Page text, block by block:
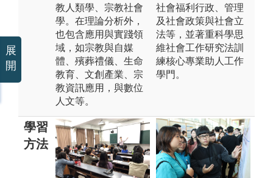
教人類學、宗教社會
學。在理論分析外，
也包含應用與實踐領
域，如宗教與自媒
體、殯葬禮儀、生命
教育、文創產業、宗
教資訊應用，與數位
人文等。
社會福利行政、管理
及社會政策與社會立
法等，並著重科學思
維社會工作研究法訓
練核心專業助人工作
學門。
學習
方法
展
開